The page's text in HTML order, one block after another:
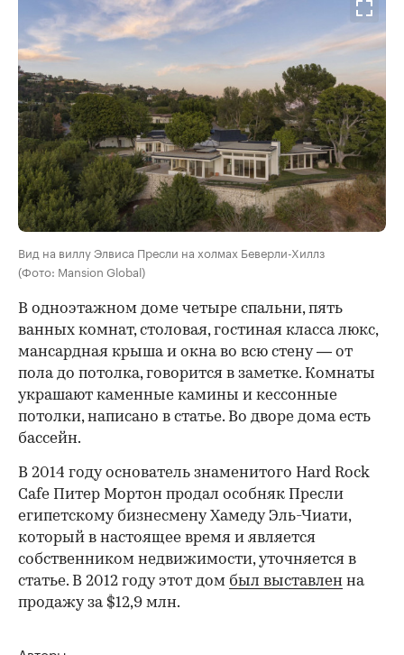
Вид на виллу Элвиса Пресли на холмах Беверли-Хиллз
(Фото: Mansion Global)
В одноэтажном доме четыре спальни, пять
ванных комнат, столовая, гостиная класса люкс,
мансардная крыша и окна во всю стену — от
пола до потолка, говорится в заметке. Комнаты
украшают каменные камины и кессонные
потолки, написано в статье. Во дворе дома есть
бассейн.
В 2014 году основатель знаменитого Hard Rock
Cafe Питер Мортон продал особняк Пресли
египетскому бизнесмену Хамеду Эль-Чиати,
который в настоящее время и является
собственником недвижимости, уточняется в
статье. В 2012 году этот дом был выставлен на
продажу за $12,9 млн.